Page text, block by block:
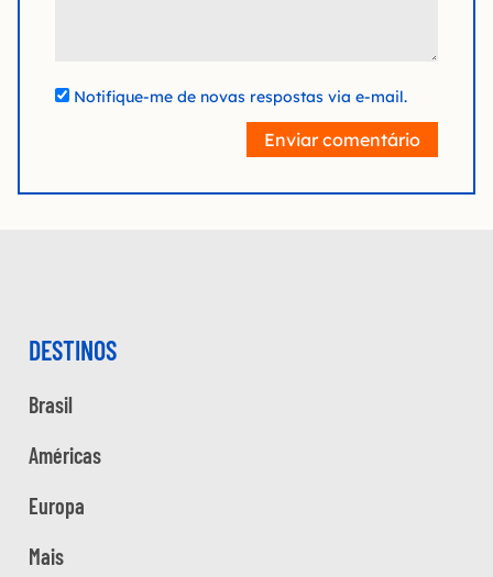
Notifique-me de novas respostas via e-mail.
Enviar comentário
DESTINOS
Brasil
Américas
Europa
Mais